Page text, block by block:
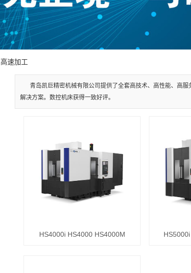
高速加工
青岛凯巨精密机械有限公司提供了全套高技术、高性能、高
解决方案。数控机床获得一致好评。
HS4000i HS4000 HS4000M